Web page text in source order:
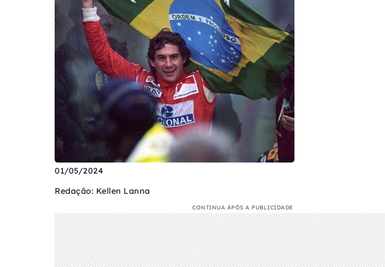
01/05/2024
Redação: Kellen Lanna
CONTINUA APÓS A PUBLICIDADE